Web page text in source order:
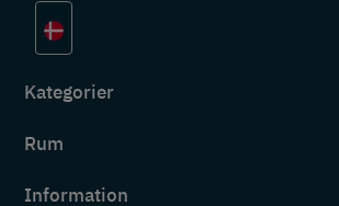
Kategorier
Rum
Information